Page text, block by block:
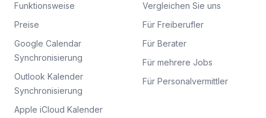
Funktionsweise
Preise
Google Calendar
Synchronisierung
Outlook Kalender
Synchronisierung
Apple iCloud Kalender
Vergleichen Sie uns
Für Freiberufler
Für Berater
Für mehrere Jobs
Für Personalvermittler